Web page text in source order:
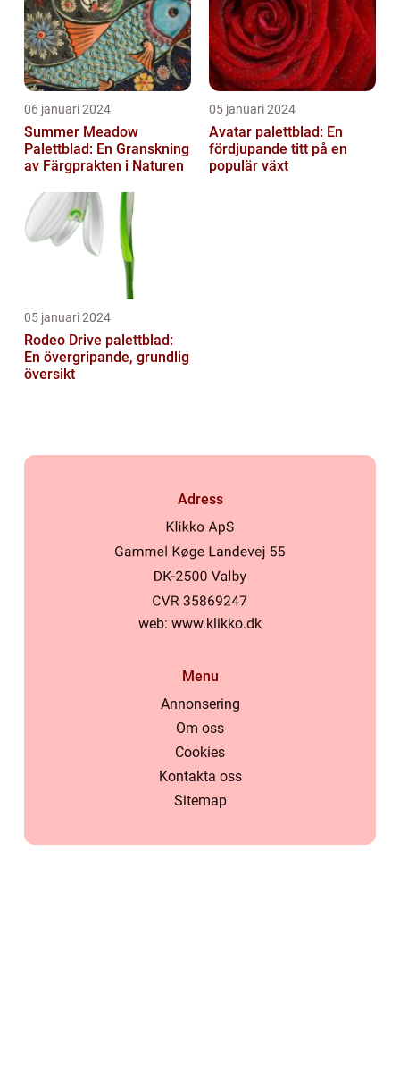
06 januari 2024
Summer Meadow
Palettblad: En Granskning
av Färgprakten i Naturen
05 januari 2024
Avatar palettblad: En
fördjupande titt på en
populär växt
05 januari 2024
Rodeo Drive palettblad:
En övergripande, grundlig
översikt
Adress
web: www.klikko.dk
Menu
Annonsering
Om oss
Cookies
Kontakta oss
Sitemap